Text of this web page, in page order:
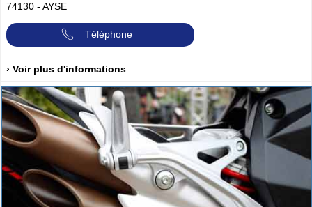
74130 - AYSE
Téléphone
› Voir plus d'informations